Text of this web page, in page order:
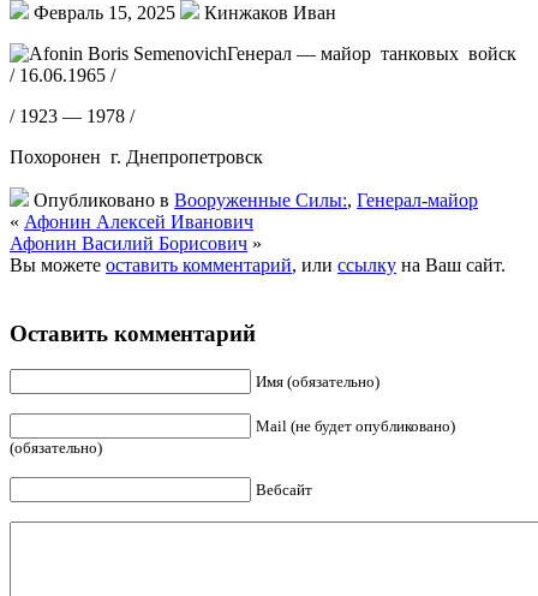
Февраль 15, 2025
Кинжаков Иван
Генерал — майор танковых войск
/ 16.06.1965 /
/ 1923 — 1978 /
Похоронен г. Днепропетровск
Опубликовано в Вооруженные Силы:, Генерал-майор
« Афонин Алексей Иванович
Афонин Василий Борисович »
Вы можете оставить комментарий, или ссылку на Ваш сайт.
Оставить комментарий
Имя (обязательно)
Mail (не будет опубликовано)
(обязательно)
Вебсайт